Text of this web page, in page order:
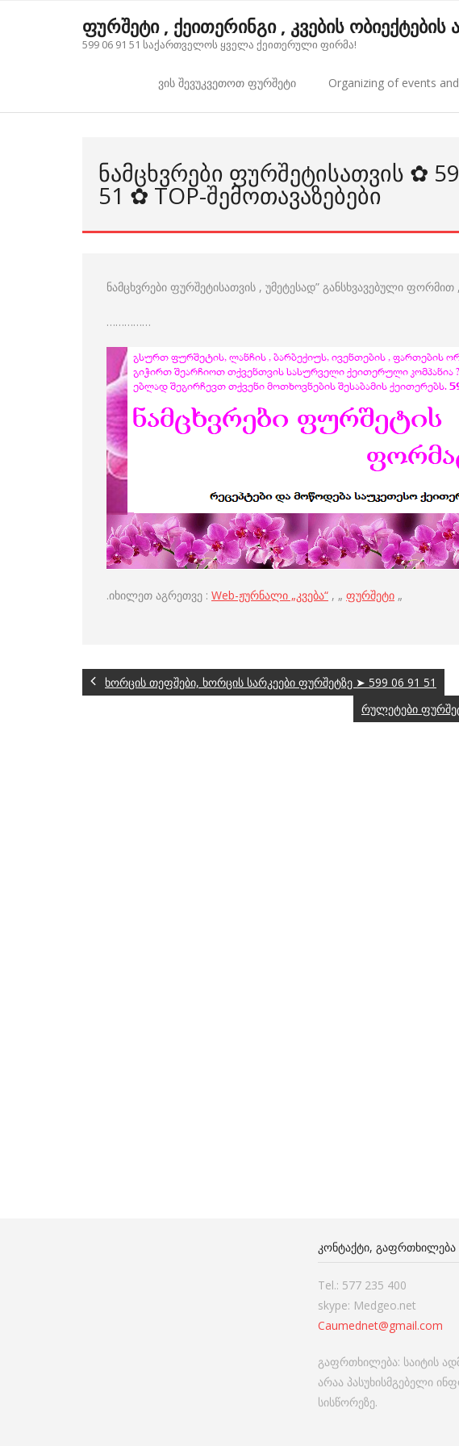
ფურშეტი , ქეითერინგი , კვების
599 06 91 51 საქართველოს ყველა ქეითერული ფირმა!
ვის შევუკვეთოთ ფურშეტი Organizing of events
ᲜᲐᲛᲪᲮᲕᲠᲔᲑᲘ ᲤᲣᲠᲨᲔᲢᲘᲡᲐᲗᲕᲘᲡ ✿
51 ✿ TOP-ᲨᲔᲛᲝᲗᲐᲕᲐᲖᲔᲑᲔᲑᲘ
ნამცხვრები ფურშეტისათვის , უმეტესად” განსხვავებული
……………
.იხილეთ აგრეთვე : Web-ჟურნალი „კვება“ , „ ფურშეტი „
ხორცის თეფშები, ხორცის სარკეები ფურშეტზე ➤ 599 06 91 51
რულეტები
ᲙᲝᲜᲢᲐᲥᲢᲘ, ᲒᲐᲤᲠᲗᲮᲘᲚᲔᲑᲐ
Tel.: 577 235 400
skype: Medgeo.net
Caumednet@gmail.com
გაფრთხილება: საიტის
არაა პასუხისმგებელი
სისწორეზე.